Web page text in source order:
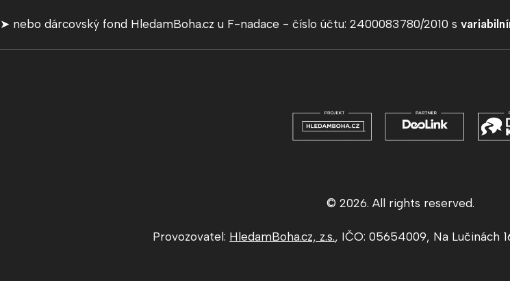
➤ nebo dárcovský fond HledamBoha.cz u F-nadace - číslo účtu: 2400083780/2010 s
© 2026. All rights reserved.
Provozovatel: HledamBoha.cz, z.s., IČO: 05654009, Na Lučinách